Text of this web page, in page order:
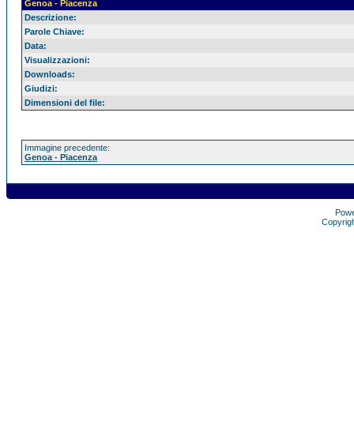
Genoa - Piacenza
Descrizione:
Parole Chiave:
Data:
Visualizzazioni:
Downloads:
Giudizi:
Dimensioni del file:
Immagine precedente:
Genoa - Piacenza